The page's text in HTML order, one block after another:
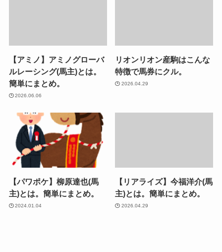
【アミノ】アミノグローバ
ルレーシング(馬主)とは。
簡単にまとめ。
2026.06.06
リオンリオン産駒はこんな
特徴で馬券にクル。
2026.04.29
【パワポケ】柳原達也(馬
主)とは。簡単にまとめ。
2024.01.04
【リアライズ】今福洋介(馬
主)とは。簡単にまとめ。
2026.04.29